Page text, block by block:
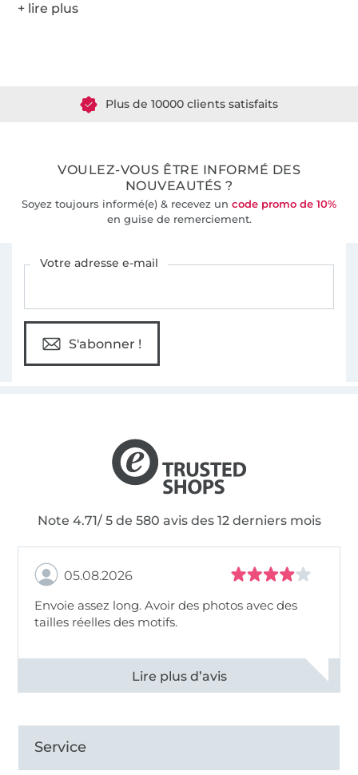
VOULEZ-VOUS ÊTRE INFORMÉ DES
NOUVEAUTÉS ?
Soyez toujours informé(e) & recevez un code promo de 10%
en guise de remerciement.
Votre adresse e-mail
S'abonner !
Note 4.71/ 5 de 580 avis des 12 derniers mois
05.08.2026
Envoie assez long. Avoir des photos avec des
tailles réelles des motifs.
Voir tous les 11495 commentaires
Service